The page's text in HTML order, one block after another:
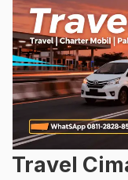
Travel